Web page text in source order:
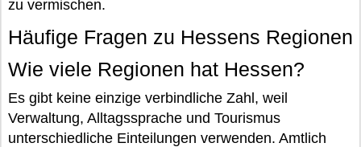
zu vermischen.
Häufige Fragen zu Hessens Regionen
Wie viele Regionen hat Hessen?
Es gibt keine einzige verbindliche Zahl, weil
Verwaltung, Alltagssprache und Tourismus
unterschiedliche Einteilungen verwenden. Amtlich